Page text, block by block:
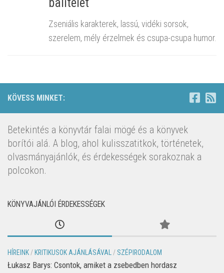
balítélet
Zseniális karakterek, lassú, vidéki sorsok,
szerelem, mély érzelmek és csupa-csupa humor.
KÖVESS MINKET:
Betekintés a könyvtár falai mögé és a könyvek
borítói alá. A blog, ahol kulisszatitkok, történetek,
olvasmányajánlók, és érdekességek sorakoznak a
polcokon.
KÖNYVAJÁNLÓI ÉRDEKESSÉGEK
HÍREINK/ KRITIKUSOK AJÁNLÁSÁVAL/ SZÉPIRODALOM
Łukasz Barys: Csontok, amiket a zsebedben hordasz